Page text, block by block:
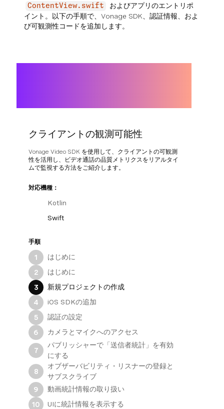
ContentView.swift
およびアプリのエントリポ
イント。以下の手順で、Vonage SDK、認証情報、およ
び可観測性コードを追加します。
クライアントの観測可能性
Vonage Video SDK を使用して、クライアントの可観測
性を活用し、ビデオ通話の品質メトリクスをリアルタイ
ムで監視する方法をご紹介します。
対応機種：
Kotlin
Swift
手順
1
はじめに
2
はじめに
3
新規プロジェクトの作成
4
iOS SDKの追加
5
認証の設定
6
カメラとマイクへのアクセス
7
パブリッシャーで「送信者統計」を有効
にする
8
オブザーバビリティ・リスナーの登録と
サブスクライブ
9
動画統計情報の取り扱い
10
UIに統計情報を表示する